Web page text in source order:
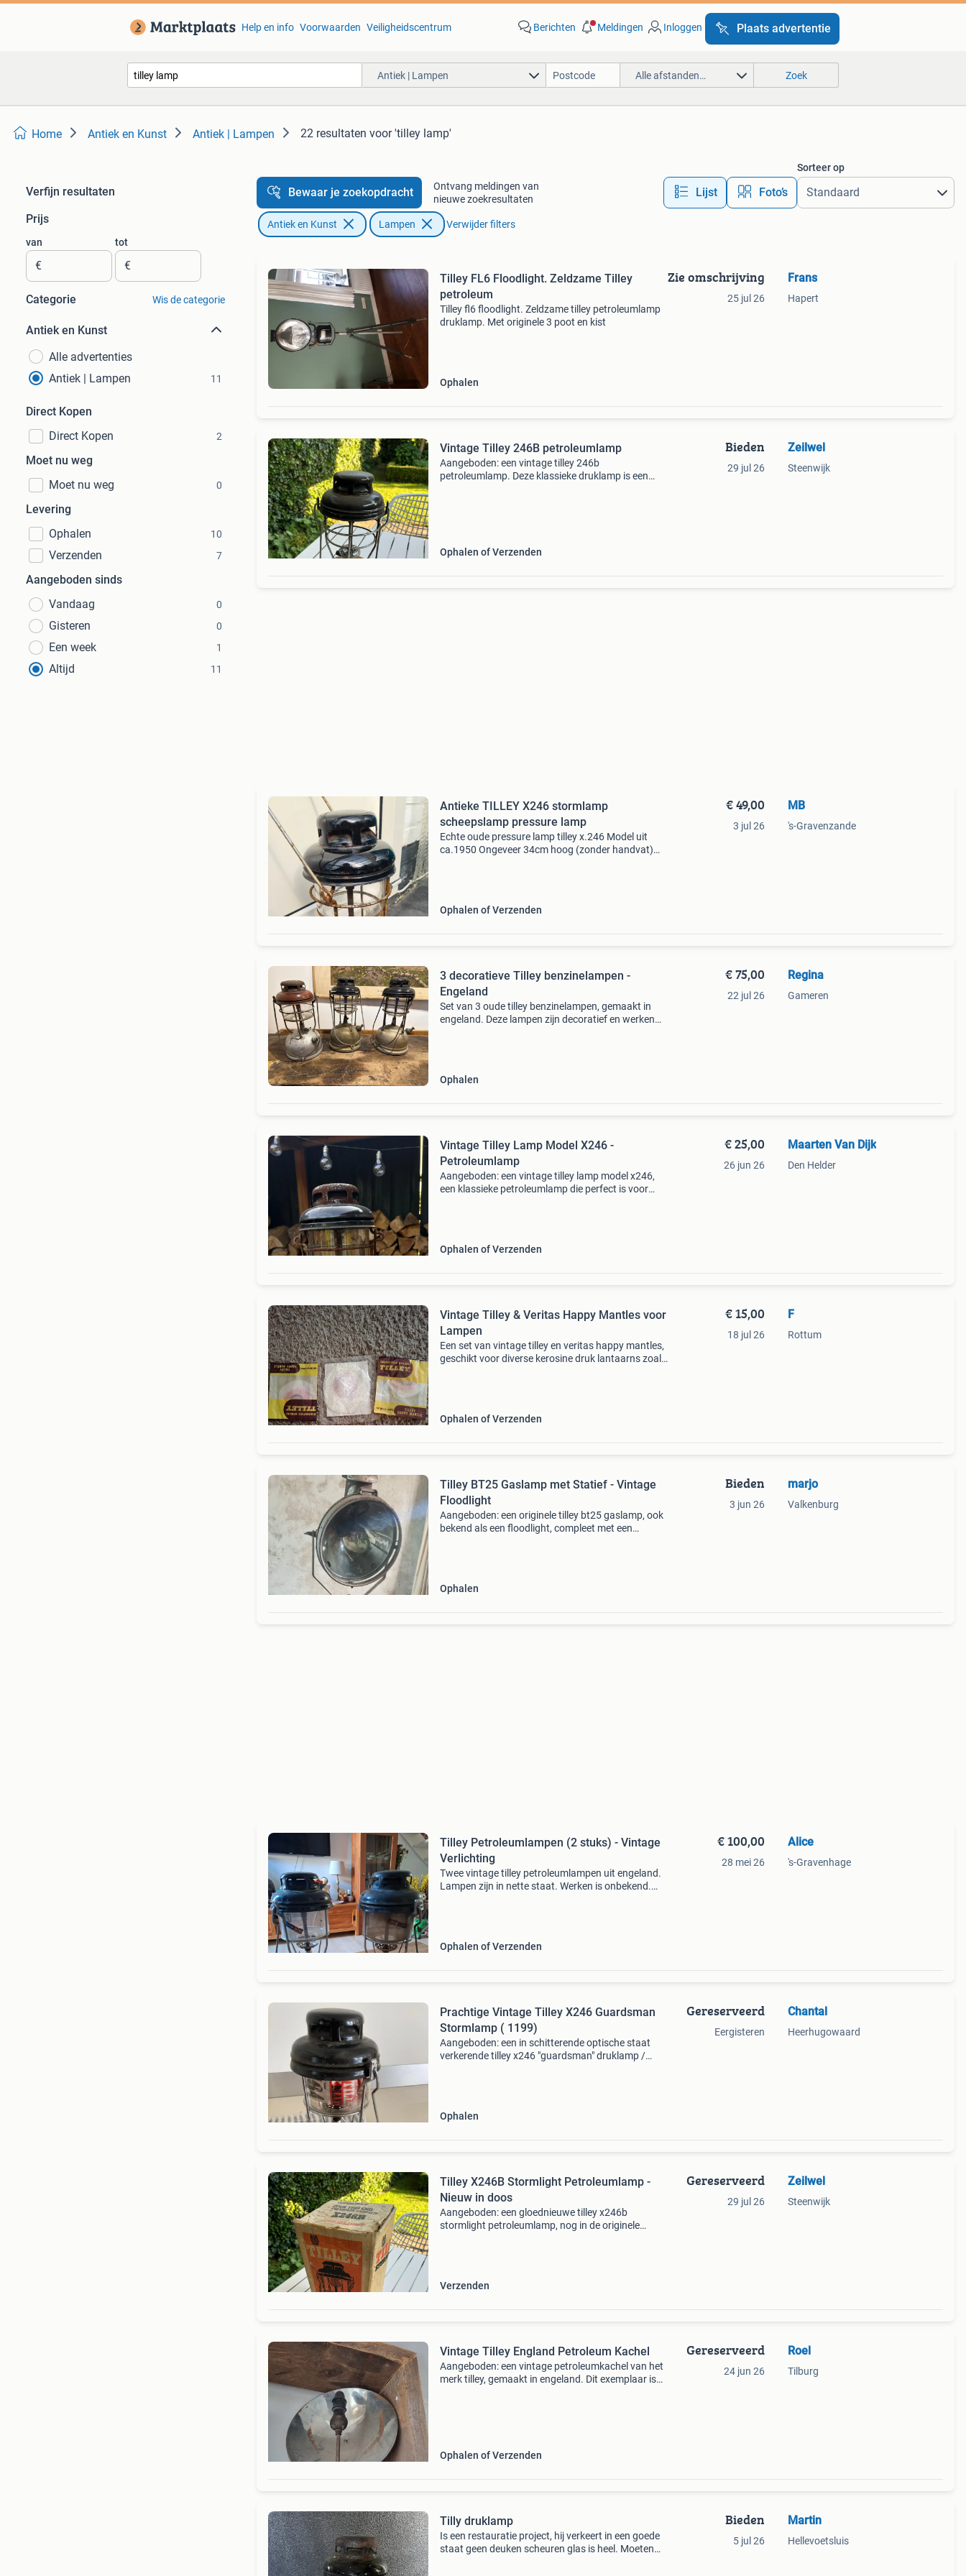
Help en info Voorwaarden Veiligheidscentrum Berichten Meldingen Inloggen Plaats advertentie
Antiek | Lampen Alle afstanden… Zoek
Home Antiek en Kunst Antiek | Lampen 22 resultaten voor 'tilley lamp'
Verfijn resultaten
Prijs
van
€
tot
€
Categorie Wis de categorie
Antiek en Kunst
Alle advertenties
Antiek | Lampen
11
Direct Kopen
Direct Kopen
2
Moet nu weg
Moet nu weg
0
Levering
Ophalen
10
Verzenden 7
Aangeboden sinds
Vandaag
0
Gisteren 0
Een week 1
Altijd 11
Bewaar je zoekopdracht
Ontvang meldingen van
nieuwe zoekresultaten
Lijst Foto’s
Sorteer op
Antiek en Kunst Lampen Verwijder filters
Tilley FL6 Floodlight. Zeldzame Tilley
petroleum
Tilley fl6 floodlight. Zeldzame tilley petroleumlamp
druklamp. Met originele 3 poot en kist
Ophalen
Zie omschrijving
25 jul 26
Frans
Hapert
Vintage Tilley 246B petroleumlamp
Aangeboden: een vintage tilley 246b
petroleumlamp. Deze klassieke druklamp is een
Ophalen of Verzenden
Bieden
29 jul 26
Zeilwel
Steenwijk
Antieke TILLEY X246 stormlamp
scheepslamp pressure lamp
Echte oude pressure lamp tilley x.246 Model uit
ca.1950 Ongeveer 34cm hoog (zonder handvat)
Ophalen of Verzenden
€ 49,00
3 jul 26
MB
's-Gravenzande
3 decoratieve Tilley benzinelampen -
Engeland
Set van 3 oude tilley benzinelampen, gemaakt in
engeland. Deze lampen zijn decoratief en werken
Ophalen
€ 75,00
22 jul 26
Regina
Gameren
Vintage Tilley Lamp Model X246 -
Petroleumlamp
Aangeboden: een vintage tilley lamp model x246,
een klassieke petroleumlamp die perfect is voor
Ophalen of Verzenden
€ 25,00
26 jun 26
Maarten Van Dijk
Den Helder
Vintage Tilley & Veritas Happy Mantles voor
Lampen
Een set van vintage tilley en veritas happy mantles,
geschikt voor diverse kerosine druk lantaarns zoals
Ophalen of Verzenden
€ 15,00
18 jul 26
F
Rottum
Tilley BT25 Gaslamp met Statief - Vintage
Floodlight
Aangeboden: een originele tilley bt25 gaslamp, ook
bekend als een floodlight, compleet met een
Ophalen
Bieden
3 jun 26
marjo
Valkenburg
Tilley Petroleumlampen (2 stuks) - Vintage
Verlichting
Twee vintage tilley petroleumlampen uit engeland.
Lampen zijn in nette staat. Werken is onbekend.
Ophalen of Verzenden
€ 100,00
28 mei 26
Alice
's-Gravenhage
Prachtige Vintage Tilley X246 Guardsman
Stormlamp ( 1199)
Aangeboden: een in schitterende optische staat
verkerende tilley x246 "guardsman" druklamp /
Ophalen
Gereserveerd
Eergisteren
Chantal
Heerhugowaard
Tilley X246B Stormlight Petroleumlamp -
Nieuw in doos
Aangeboden: een gloednieuwe tilley x246b
stormlight petroleumlamp, nog in de originele
Verzenden
Gereserveerd
29 jul 26
Zeilwel
Steenwijk
Vintage Tilley England Petroleum Kachel
Aangeboden: een vintage petroleumkachel van het
merk tilley, gemaakt in engeland. Dit exemplaar is
Ophalen of Verzenden
Gereserveerd
24 jun 26
Roel
Tilburg
Tilly druklamp
Is een restauratie project, hij verkeert in een goede
staat geen deuken scheuren glas is heel. Moeten
Bieden
5 jul 26
Martin
Hellevoetsluis